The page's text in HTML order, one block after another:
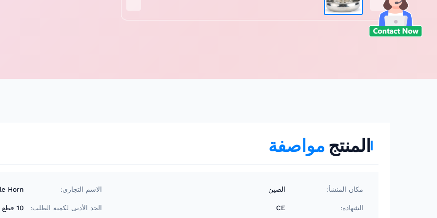
المنتج مواصفة
مكان المنشأ: الصين الاسم التجاري: Horn
الشهادة: CE الحد الأدنى لكمية الطلب: 10 قطع